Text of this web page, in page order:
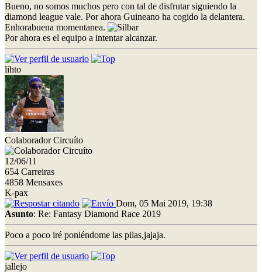
Bueno, no somos muchos pero con tal de disfrutar siguiendo la
diamond league vale. Por ahora Guineano ha cogido la delantera.
Enhorabuena momentanea.
Por ahora es el equipo a intentar alcanzar.
lihto
Colaborador Circuíto
12/06/11
654 Carreiras
4858 Mensaxes
K-pax
Dom, 05 Mai 2019, 19:38
Asunto: Re: Fantasy Diamond Race 2019
Poco a poco iré poniéndome las pilas,jajaja.
jallejo